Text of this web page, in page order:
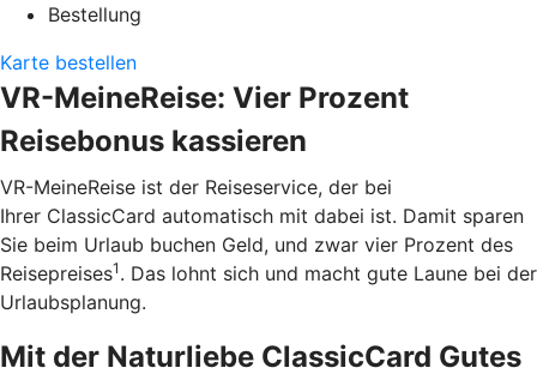
Bestellung
Karte bestellen
VR-MeineReise: Vier Prozent
Reisebonus kassieren
VR-MeineReise ist der Reiseservice, der bei
Ihrer ClassicCard automatisch mit dabei ist. Damit sparen
Sie beim Urlaub buchen Geld, und zwar vier Prozent des
Reisepreises1 . Das lohnt sich und macht gute Laune bei der
Urlaubsplanung.
Mit der Naturliebe ClassicCard Gutes